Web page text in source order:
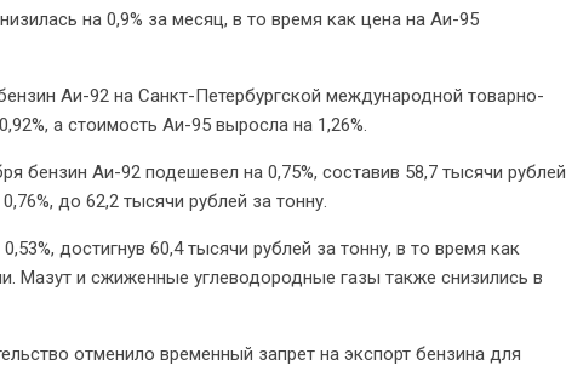
на 0,9% за месяц, в то время как цена на Аи-95
Аи-92 на Санкт-Петербургской международной товарно-
а стоимость Аи-95 выросла на 1,26%.
бензин Аи-92 подешевел на 0,75%, составив 58,7 тысячи рублей
до 62,2 тысячи рублей за тонну.
достигнув 60,4 тысячи рублей за тонну, в то время как
Мазут и сжиженные углеводородные газы также снизились в
отменило временный запрет на экспорт бензина для